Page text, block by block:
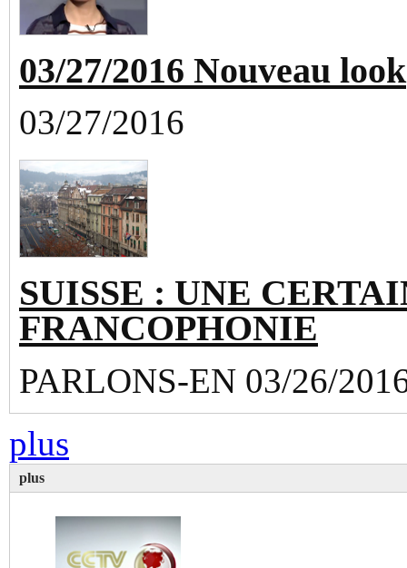
03/27/2016 Nouveau look
03/27/2016
SUISSE : UNE
FRANCOPHONIE
PARLONS-EN 03/26/
plus
plus